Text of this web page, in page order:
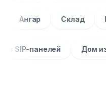
Склад Пирс
Дом из SIP-панелей